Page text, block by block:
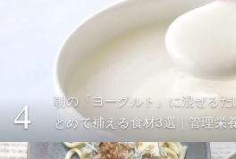
4
朝の「ヨーグルト」に混ぜる
とめて補える食材3選｜管理栄